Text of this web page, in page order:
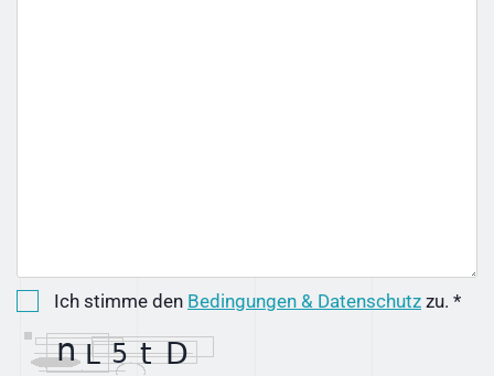
Ich stimme den Bedingungen & Datenschutz zu. *